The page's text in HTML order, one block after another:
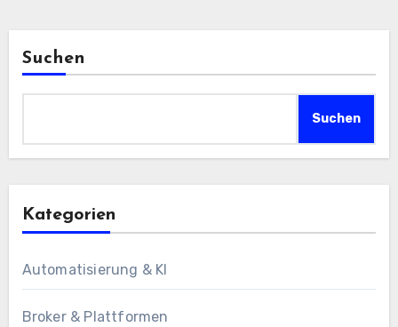
Suchen
Suchen
Kategorien
Automatisierung & KI
Broker & Plattformen